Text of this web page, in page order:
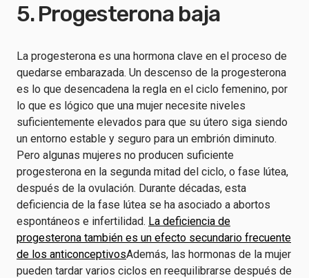
5. Progesterona baja
La progesterona es una hormona clave en el proceso de
quedarse embarazada. Un descenso de la progesterona
es lo que desencadena la regla en el ciclo femenino, por
lo que es lógico que una mujer necesite niveles
suficientemente elevados para que su útero siga siendo
un entorno estable y seguro para un embrión diminuto.
Pero algunas mujeres no producen suficiente
progesterona en la segunda mitad del ciclo, o fase lútea,
después de la ovulación. Durante décadas, esta
deficiencia de la fase lútea se ha asociado a abortos
espontáneos e infertilidad. La deficiencia de
progesterona también es un efecto secundario frecuente
de los anticonceptivosAdemás, las hormonas de la mujer
pueden tardar varios ciclos en reequilibrarse después de